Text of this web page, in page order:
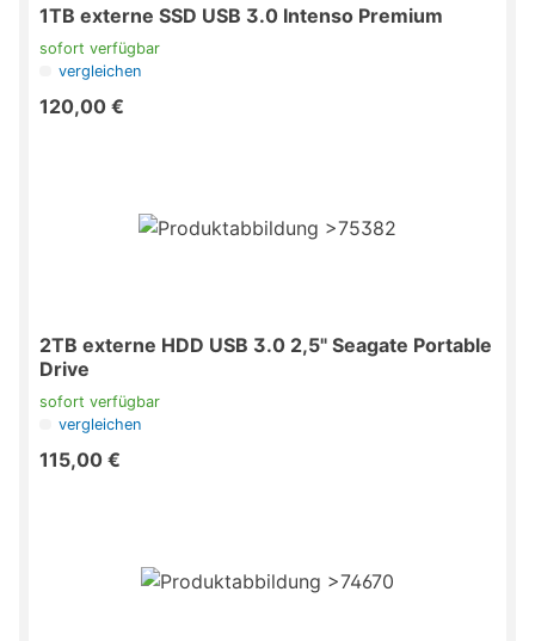
1TB externe SSD USB 3.0 Intenso Premium
sofort verfügbar
vergleichen
120,00 €
2TB externe HDD USB 3.0 2,5" Seagate Portable
Drive
sofort verfügbar
vergleichen
115,00 €